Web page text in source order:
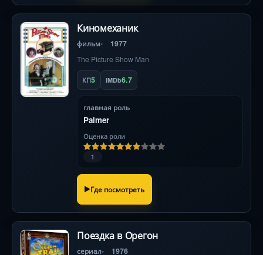
Киномеханик
фильм 1977
The Picture Show Man
КП5 IMDb6.7
главная роль
Palmer
Оценка роли
1
Где посмотреть
Поездка в Орегон
сериал 1976